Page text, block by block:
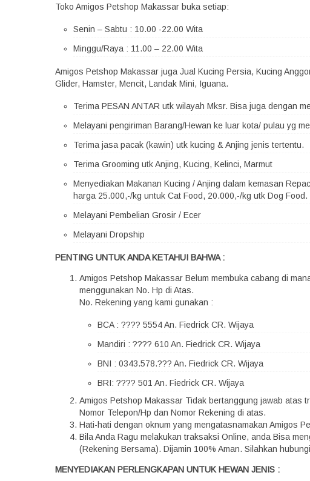
Toko Amigos Petshop Makassar buka setiap:
Senin – Sabtu : 10.00 -22.00 Wita
Minggu/Raya : 11.00 – 22.00 Wita
Amigos Petshop Makassar juga Jual Kucing Persia, Kucing
Glider, Hamster, Mencit, Landak Mini, Iguana.
Terima PESAN ANTAR utk wilayah Mksr. Bisa juga dengan
Melayani pengiriman Barang/Hewan ke luar kota/ pulau yg
Terima jasa pacak (kawin) utk kucing & Anjing jenis tertentu.
Terima Grooming utk Anjing, Kucing, Kelinci, Marmut
Menyediakan Makanan Kucing / Anjing dalam kemasan
harga 25.000,-/kg untuk Cat Food, 20.000,-/kg utk Dog Food.
Melayani Pembelian Grosir / Ecer
Melayani Dropship
PENTING UNTUK ANDA KETAHUI BAHWA :
Amigos Petshop Makassar Belum membuka cabang di
menggunakan No. Hp di Atas.
No. Rekening yang kami gunakan :
BCA : ???? 5554 An. Fiedrick CR. Wijaya
Mandiri : ???? 610 An. Fiedrick CR. Wijaya
BNI : 0343.578.??? An. Fiedrick CR. Wijaya
BRI: ???? 501 An. Fiedrick CR. Wijaya
Amigos Petshop Makassar Tidak bertanggung jawab atas
Nomor Telepon/Hp dan Nomor Rekening di atas.
Hati-hati dengan oknum yang mengatasnamakan Amigos
Bila Anda Ragu melakukan traksaksi Online, anda Bisa
(Rekening Bersama). Dijamin 100% Aman. Silahkan
MENYEDIAKAN PERLENGKAPAN UNTUK HEWAN JENIS :